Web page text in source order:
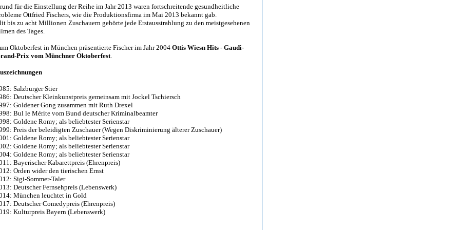
für die Einstellung der Reihe im Jahr 2013 waren fortschreitende gesundheitliche
Ottfried Fischers, wie die Produktionsfirma im Mai 2013 bekannt gab.
bis zu acht Millionen Zuschauern gehörte jede Erstausstrahlung zu den meistgesehenen
des Tages.
Oktoberfest in München präsentierte Fischer im Jahr 2004 Ottis Wiesn Hits - Gaudi-
Prix vom Münchner Oktoberfest.
Salzburger Stier
Deutscher Kleinkunstpreis gemeinsam mit Jockel Tschiersch
Goldener Gong zusammen mit Ruth Drexel
Bul le Mérite vom Bund deutscher Kriminalbeamter
Goldene Romy; als beliebtester Serienstar
Preis der beleidigten Zuschauer (Wegen Diskriminierung älterer Zuschauer)
Goldene Romy; als beliebtester Serienstar
Goldene Romy; als beliebtester Serienstar
Goldene Romy; als beliebtester Serienstar
Bayerischer Kabarettpreis (Ehrenpreis)
Orden wider den tierischen Ernst
Sigi-Sommer-Taler
Deutscher Fernsehpreis (Lebenswerk)
München leuchtet in Gold
Deutscher Comedypreis (Ehrenpreis)
Kulturpreis Bayern (Lebenswerk)